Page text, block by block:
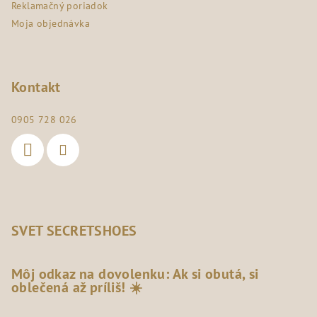
Reklamačný poriadok
Moja objednávka
Kontakt
0905 728 026
SVET SECRETSHOES
Môj odkaz na dovolenku: Ak si obutá, si
oblečená až príliš! ☀️